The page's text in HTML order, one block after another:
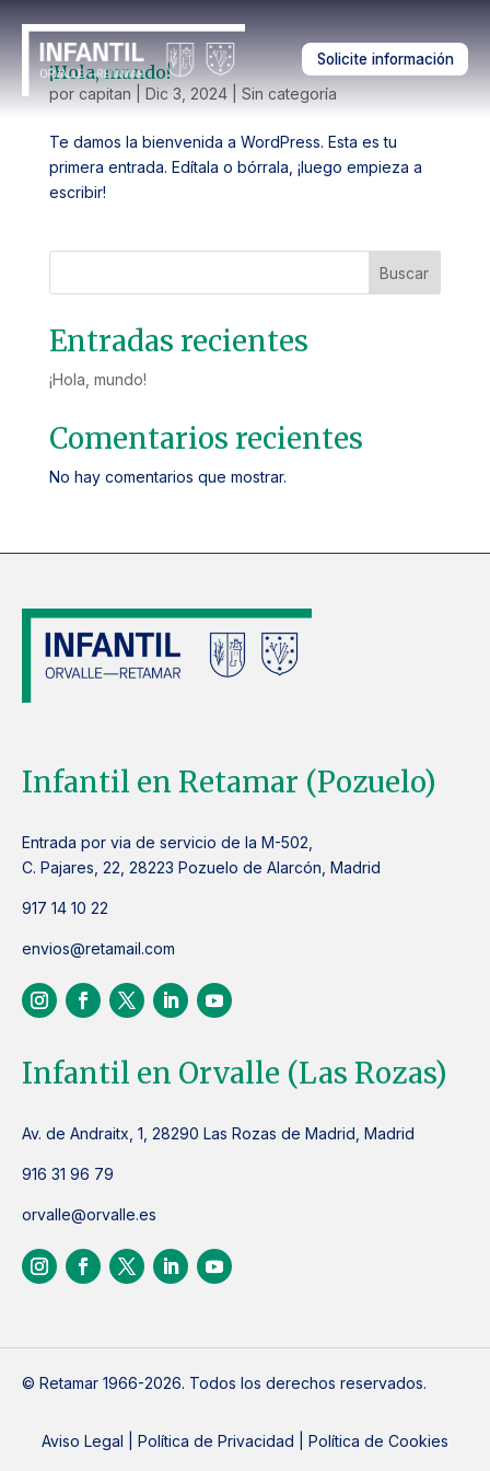
Solicite información
¡Hola, mundo!
por capitan Dic 3, 2024| Sin categoría
Te damos la bienvenida a WordPress. Esta es tu
primera entrada. Edítala o bórrala, ¡luego empieza a
escribir!
Buscar
Entradas recientes
¡Hola, mundo!
Comentarios recientes
No hay comentarios que mostrar.
Infantil en Retamar (Pozuelo)
Entrada por via de servicio de la M-502,
C. Pajares, 22, 28223 Pozuelo de Alarcón, Madrid
917 14 10 22
envios@retamail.com
Infantil en Orvalle (Las Rozas)
Av. de Andraitx, 1, 28290 Las Rozas de Madrid, Madrid
916 31 96 79
orvalle@orvalle.es
© Retamar 1966-2026. Todos los derechos reservados.
Aviso Legal Política de Privacidad Política de Cookies